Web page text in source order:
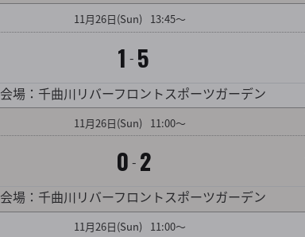
11月26日(Sun) 13:45～
1 - 5
会場：千曲川リバーフロントスポーツガーデン
11 月26日(Sun) 11:00～
0 - 2
対戦カード詳細を見る
会場：千曲川リバーフロントスポーツガーデン
11月26日(Sun) 11:00～
対戦カード詳細を見る